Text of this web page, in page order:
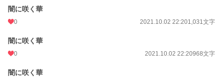
闇に咲く華
0 2021.10.02 22:201,031文字
闇に咲く華
0 2021.10.02 22:20968文字
闇に咲く華